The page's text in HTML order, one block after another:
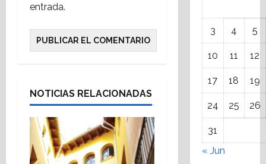
entrada.
NOTICIAS RELACIONADAS
3 4 5
10 11 12
17 18 19
24 25 26
31
« Jun